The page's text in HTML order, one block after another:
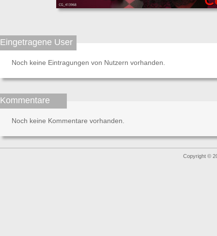
Eingetragene User
Noch keine Eintragungen von Nutzern vorhanden.
Kommentare
Noch keine Kommentare vorhanden.
Copyright ©